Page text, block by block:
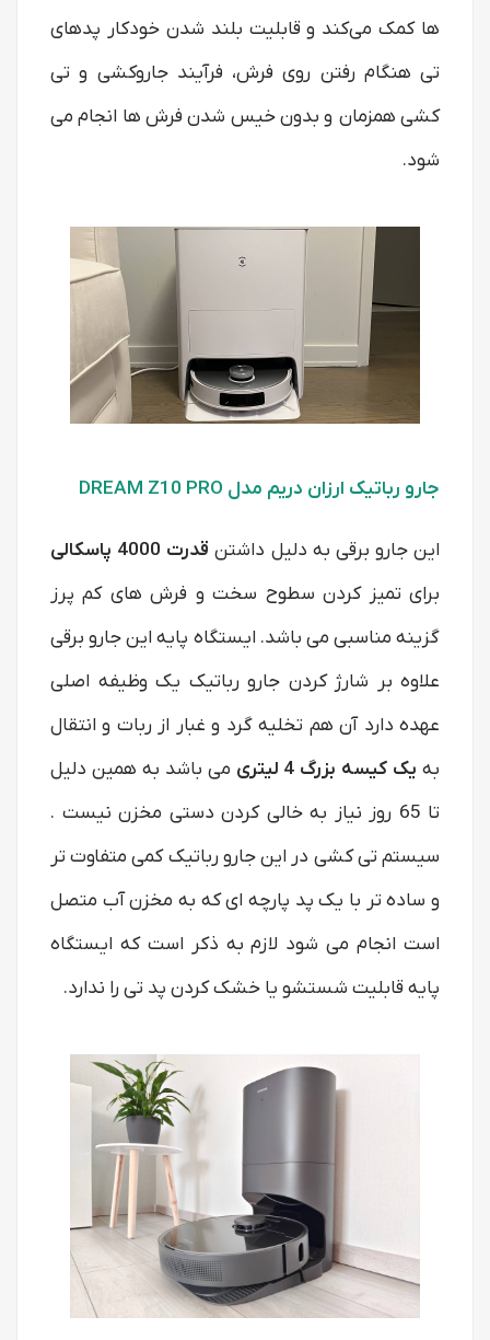
ها کمک می‌کند و قابلیت بلند شدن خودکار پدهای
تی هنگام رفتن روی فرش، فرآیند جاروکشی و تی‌
کشی همزمان و بدون خیس شدن فرش‌ ها انجام می
شود.
جارو رباتیک ارزان دریم مدل DREAM Z10 PRO
این جارو برقی به دلیل داشتن قدرت 4000 پاسکالی
برای تمیز کردن سطوح سخت و فرش های کم پرز
گزینه مناسبی می باشد. ایستگاه پایه این جارو برقی
علاوه بر شارژ کردن جارو رباتیک یک وظیفه اصلی
عهده دارد آن هم تخلیه گرد و غبار از ربات و انتقال
به یک کیسه بزرگ 4 لیتری
می باشد به همین دلیل
تا 65 روز نیاز به خالی کردن دستی مخزن نیست .
سیستم تی کشی در این جارو رباتیک کمی متفاوت تر
و ساده تر با یک پد پارچه ای که به مخزن آب متصل
است انجام می شود لازم به ذکر است که ایستگاه
پایه قابلیت شستشو یا خشک کردن پد تی را ندارد.